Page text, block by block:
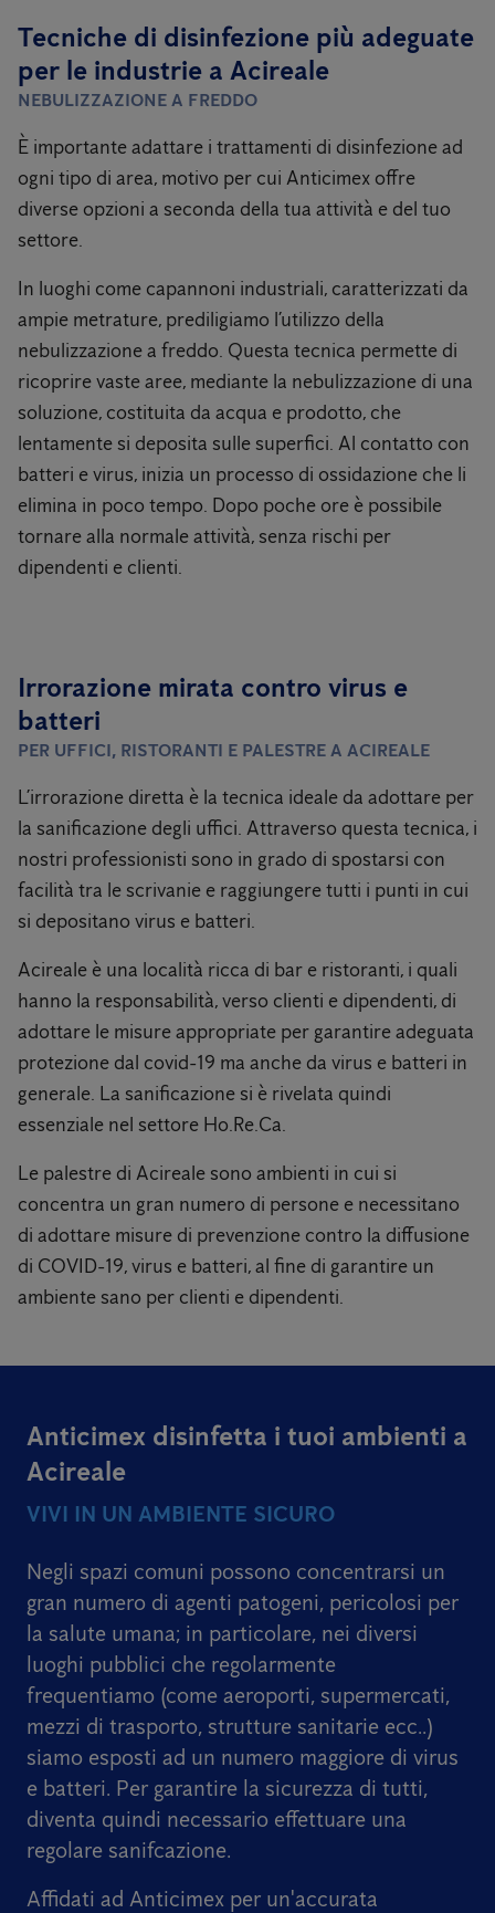
Tecniche di disinfezione più adeguate
per le industrie a Acireale
NEBULIZZAZIONE A FREDDO
È importante adattare i trattamenti di disinfezione ad
ogni tipo di area, motivo per cui Anticimex offre
diverse opzioni a seconda della tua attività e del tuo
settore.
In luoghi come capannoni industriali, caratterizzati da
ampie metrature, prediligiamo l’utilizzo della
nebulizzazione a freddo. Questa tecnica permette di
ricoprire vaste aree, mediante la nebulizzazione di una
soluzione, costituita da acqua e prodotto, che
lentamente si deposita sulle superfici. Al contatto con
batteri e virus, inizia un processo di ossidazione che li
elimina in poco tempo. Dopo poche ore è possibile
tornare alla normale attività, senza rischi per
dipendenti e clienti.
Irrorazione mirata contro virus e
batteri
PER UFFICI, RISTORANTI E PALESTRE A ACIREALE
L’irrorazione diretta è la tecnica ideale da adottare per
la sanificazione degli uffici. Attraverso questa tecnica, i
nostri professionisti sono in grado di spostarsi con
facilità tra le scrivanie e raggiungere tutti i punti in cui
si depositano virus e batteri.
Acireale è una località ricca di bar e ristoranti, i quali
hanno la responsabilità, verso clienti e dipendenti, di
adottare le misure appropriate per garantire adeguata
protezione dal covid-19 ma anche da virus e batteri in
generale. La sanificazione si è rivelata quindi
essenziale nel settore Ho.Re.Ca.
Le palestre di Acireale sono ambienti in cui si
concentra un gran numero di persone e necessitano
di adottare misure di prevenzione contro la diffusione
di COVID-19, virus e batteri, al fine di garantire un
ambiente sano per clienti e dipendenti.
Anticimex disinfetta i tuoi ambienti a
Acireale
VIVI IN UN AMBIENTE SICURO
Negli spazi comuni possono concentrarsi un
gran numero di agenti patogeni, pericolosi per
la salute umana; in particolare, nei diversi
luoghi pubblici che regolarmente
frequentiamo (come aeroporti, supermercati,
mezzi di trasporto, strutture sanitarie ecc..)
siamo esposti ad un numero maggiore di virus
e batteri. Per garantire la sicurezza di tutti,
diventa quindi necessario effettuare una
regolare sanifcazione.
Affidati ad Anticimex per un'accurata